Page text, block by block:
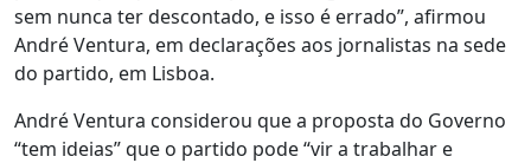
sem nunca ter descontado, e isso é errado”, afirmou
André Ventura, em declarações aos jornalistas na sede
do partido, em Lisboa.
André Ventura considerou que a proposta do Governo
“tem ideias” que o partido pode “vir a trabalhar e